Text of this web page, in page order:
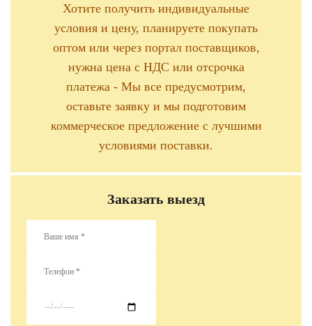
Хотите получить индивидуальные
условия и цену, планируете покупать
оптом или через портал поставщиков,
нужна цена с НДС или отсрочка
платежа - Мы все предусмотрим,
оставьте заявку и мы подготовим
коммерческое предложение с лучшими
условиями поставки.
Заказать выезд